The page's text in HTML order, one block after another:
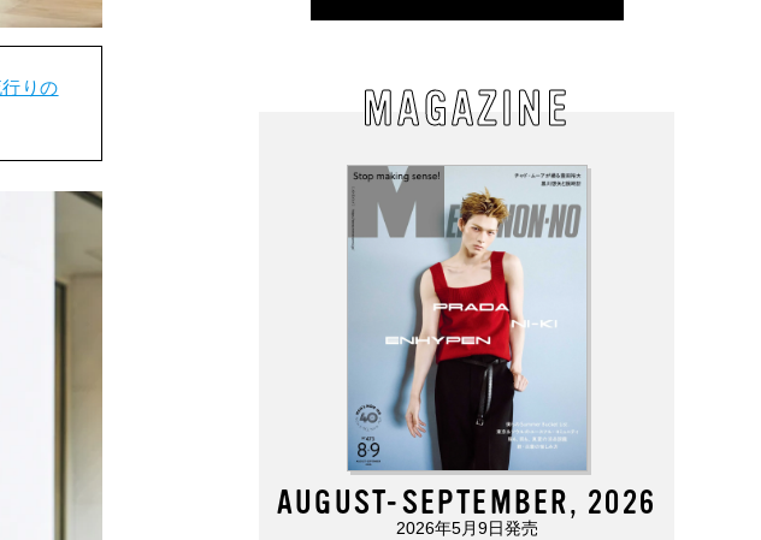
りの
MAGAZINE
AUGUST-SEPTEMBER, 2026
2026年5月9日発売